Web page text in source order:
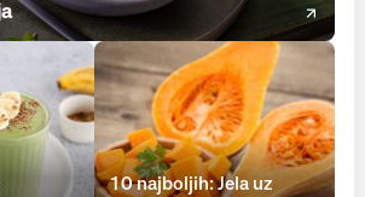
10 najboljih: Jela uz